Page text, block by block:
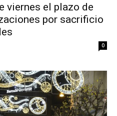
viernes el plazo de
por sacrificio
0